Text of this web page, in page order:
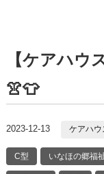
【ケアハウ
👚👕
2023-12-13 ケアハウ
C型 いなほの郷福